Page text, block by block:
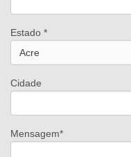
Estado *
Cidade
Mensagem*